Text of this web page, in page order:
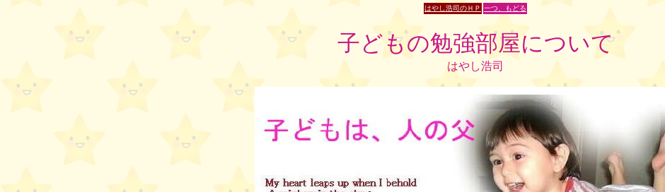
はやし浩司のＨＰ 一つ、もどる
子どもの勉強部屋について
はやし浩司